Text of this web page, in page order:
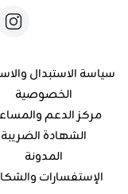
سياسة الاستبدال
الخصوصية
مركز الدعم
الشهادة الضريبة
المدونة
الإستفسارات